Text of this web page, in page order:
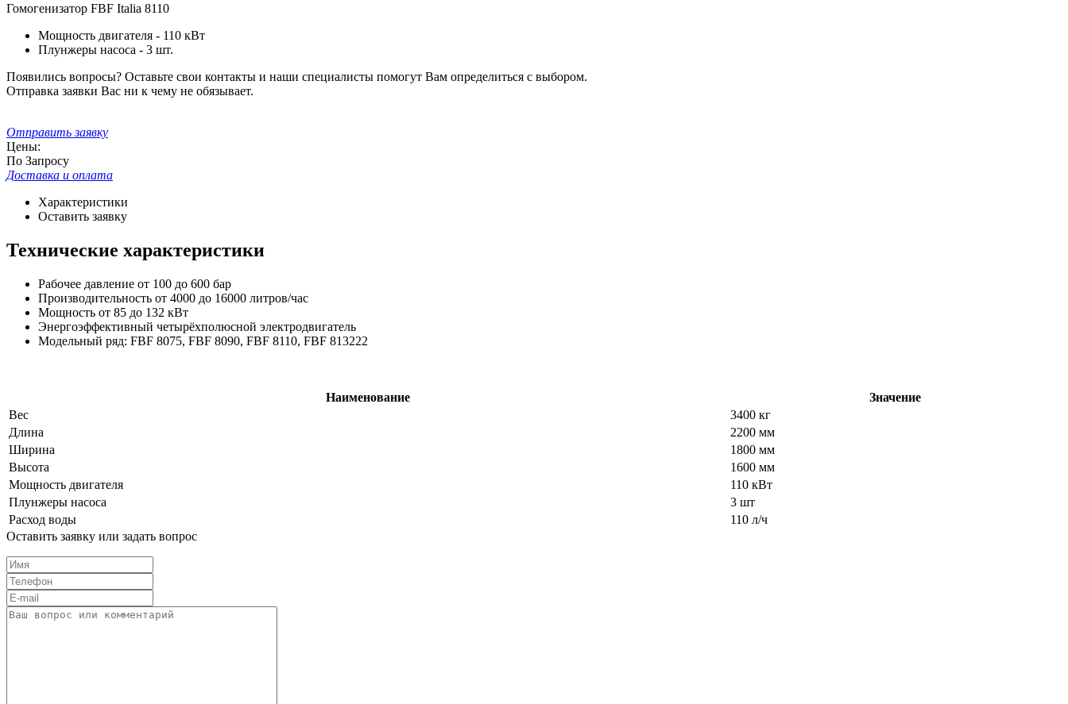
Гомогенизатор FBF Italia 8110
Мощность двигателя - 110 кВт
Плунжеры насоса - 3 шт.
Появились вопросы? Оставьте свои контакты и наши специалисты помогут Вам определиться с выбором.
Отправка заявки Вас ни к чему не обязывает.
Отправить заявку
Цены:
По Запросу
Доставка и оплата
Характеристики
Оставить заявку
Технические характеристики
Рабочее давление от 100 до 600 бар
Производительность от 4000 до 16000 литров/час
Мощность от 85 до 132 кВт
Энергоэффективный четырёхполюсной электродвигатель
Модельный ряд: FBF 8075, FBF 8090, FBF 8110, FBF 813222
Наименование
Значение
Вес
3400 кг
Длина
2200 мм
Ширинa
1800 мм
Высота
1600 мм
Мощность двигателя
110 кВт
Плунжеры насоса
3 шт
Расход воды
110 л/ч
Оставить заявку или задать вопрос